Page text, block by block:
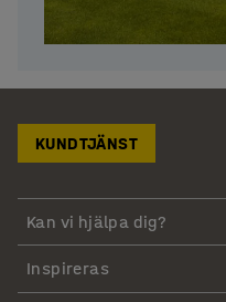
KUNDTJÄNST
Kan vi hjälpa dig?
Inspireras